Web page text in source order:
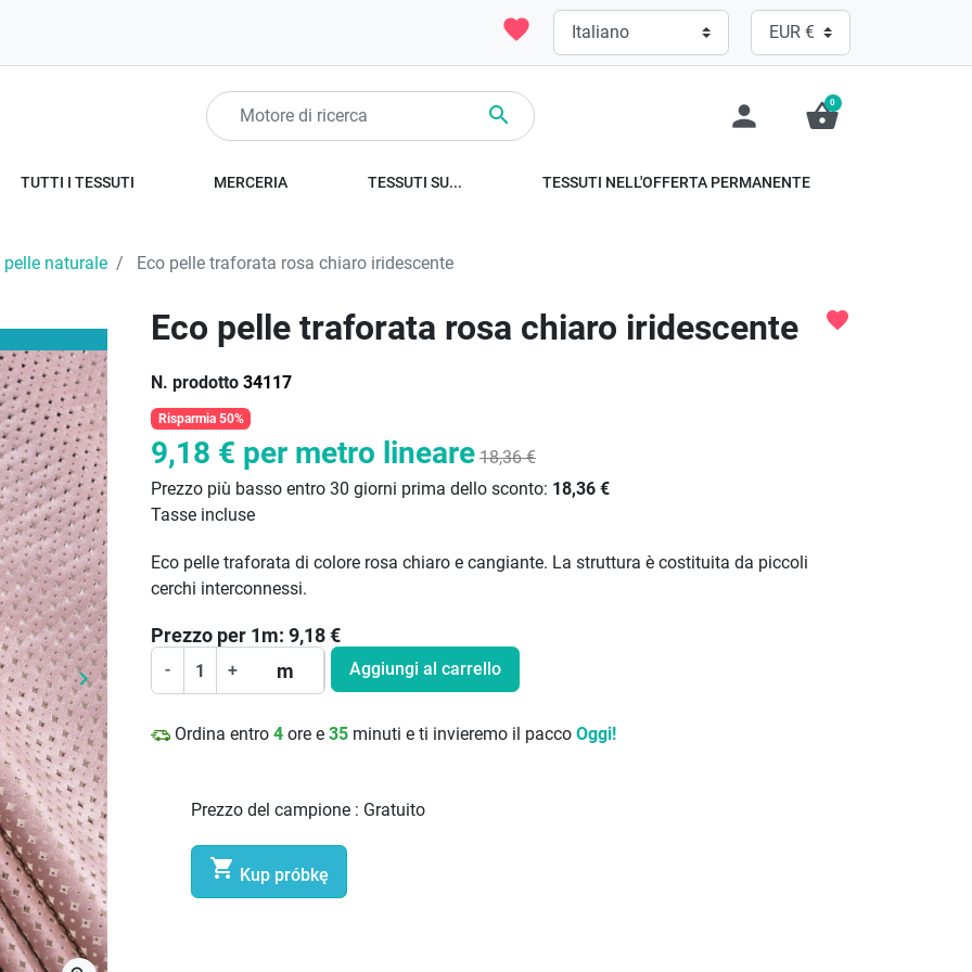
favorite
 person shopping_basket
0
TUTTI I TESSUTI MERCERIA TESSUTI SU... TESSUTI NELL'OFFERTA PERMANENTE
pelle naturale Eco pelle traforata rosa chiaro iridescente
Prossimo
keyboard_arrow_right
Eco pelle traforata rosa chiaro iridescente
N. prodotto 34117
favorite
Risparmia 50%
9,18 € per metro lineare 18,36 €
Prezzo più basso entro 30 giorni prima dello sconto: 18,36 €
Tasse incluse
Eco pelle traforata di colore rosa chiaro e cangiante. La struttura è costituita da piccoli
cerchi interconnessi.
Prezzo per 1m: 9,18€
- + m Aggiungi al carrello
Ordina entro 4 ore e 35 minuti e ti invieremo il pacco Oggi!
Prezzo del campione : Gratuito
 Kup próbkę